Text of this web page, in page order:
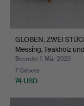
GLOBEN, ZWEI
Messing, Teakholz
Beendet 1. Mär 2026
7 Gebote
74 USD